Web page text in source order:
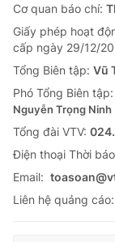
Cơ quan báo chí:
Giấy phép hoạt
cấp ngày 29/12/
Tổng Biên tập: Vũ
Phó Tổng Biên tập:
Nguyễn Trọng Ninh
Tổng đài VTV:
Ðiện thoại Thời
Email:
Liên hệ quảng cáo: